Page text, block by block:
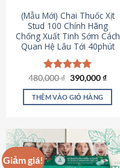
được
chọn
trên
trang
sản
phẩm
(Mẫu Mới) Chai Thuốc Xịt
Stud 100 Chính Hãng
Chống Xuất Tinh Sớm Cách
Quan Hệ Lâu Tới 40phút
Được xếp
hạng5.00
5 sao
480,000₫ Giá
là:
480,000 ₫.
390,000₫Giá
tại
THÊM VÀO GIỎ HÀNG
Giảm giá!